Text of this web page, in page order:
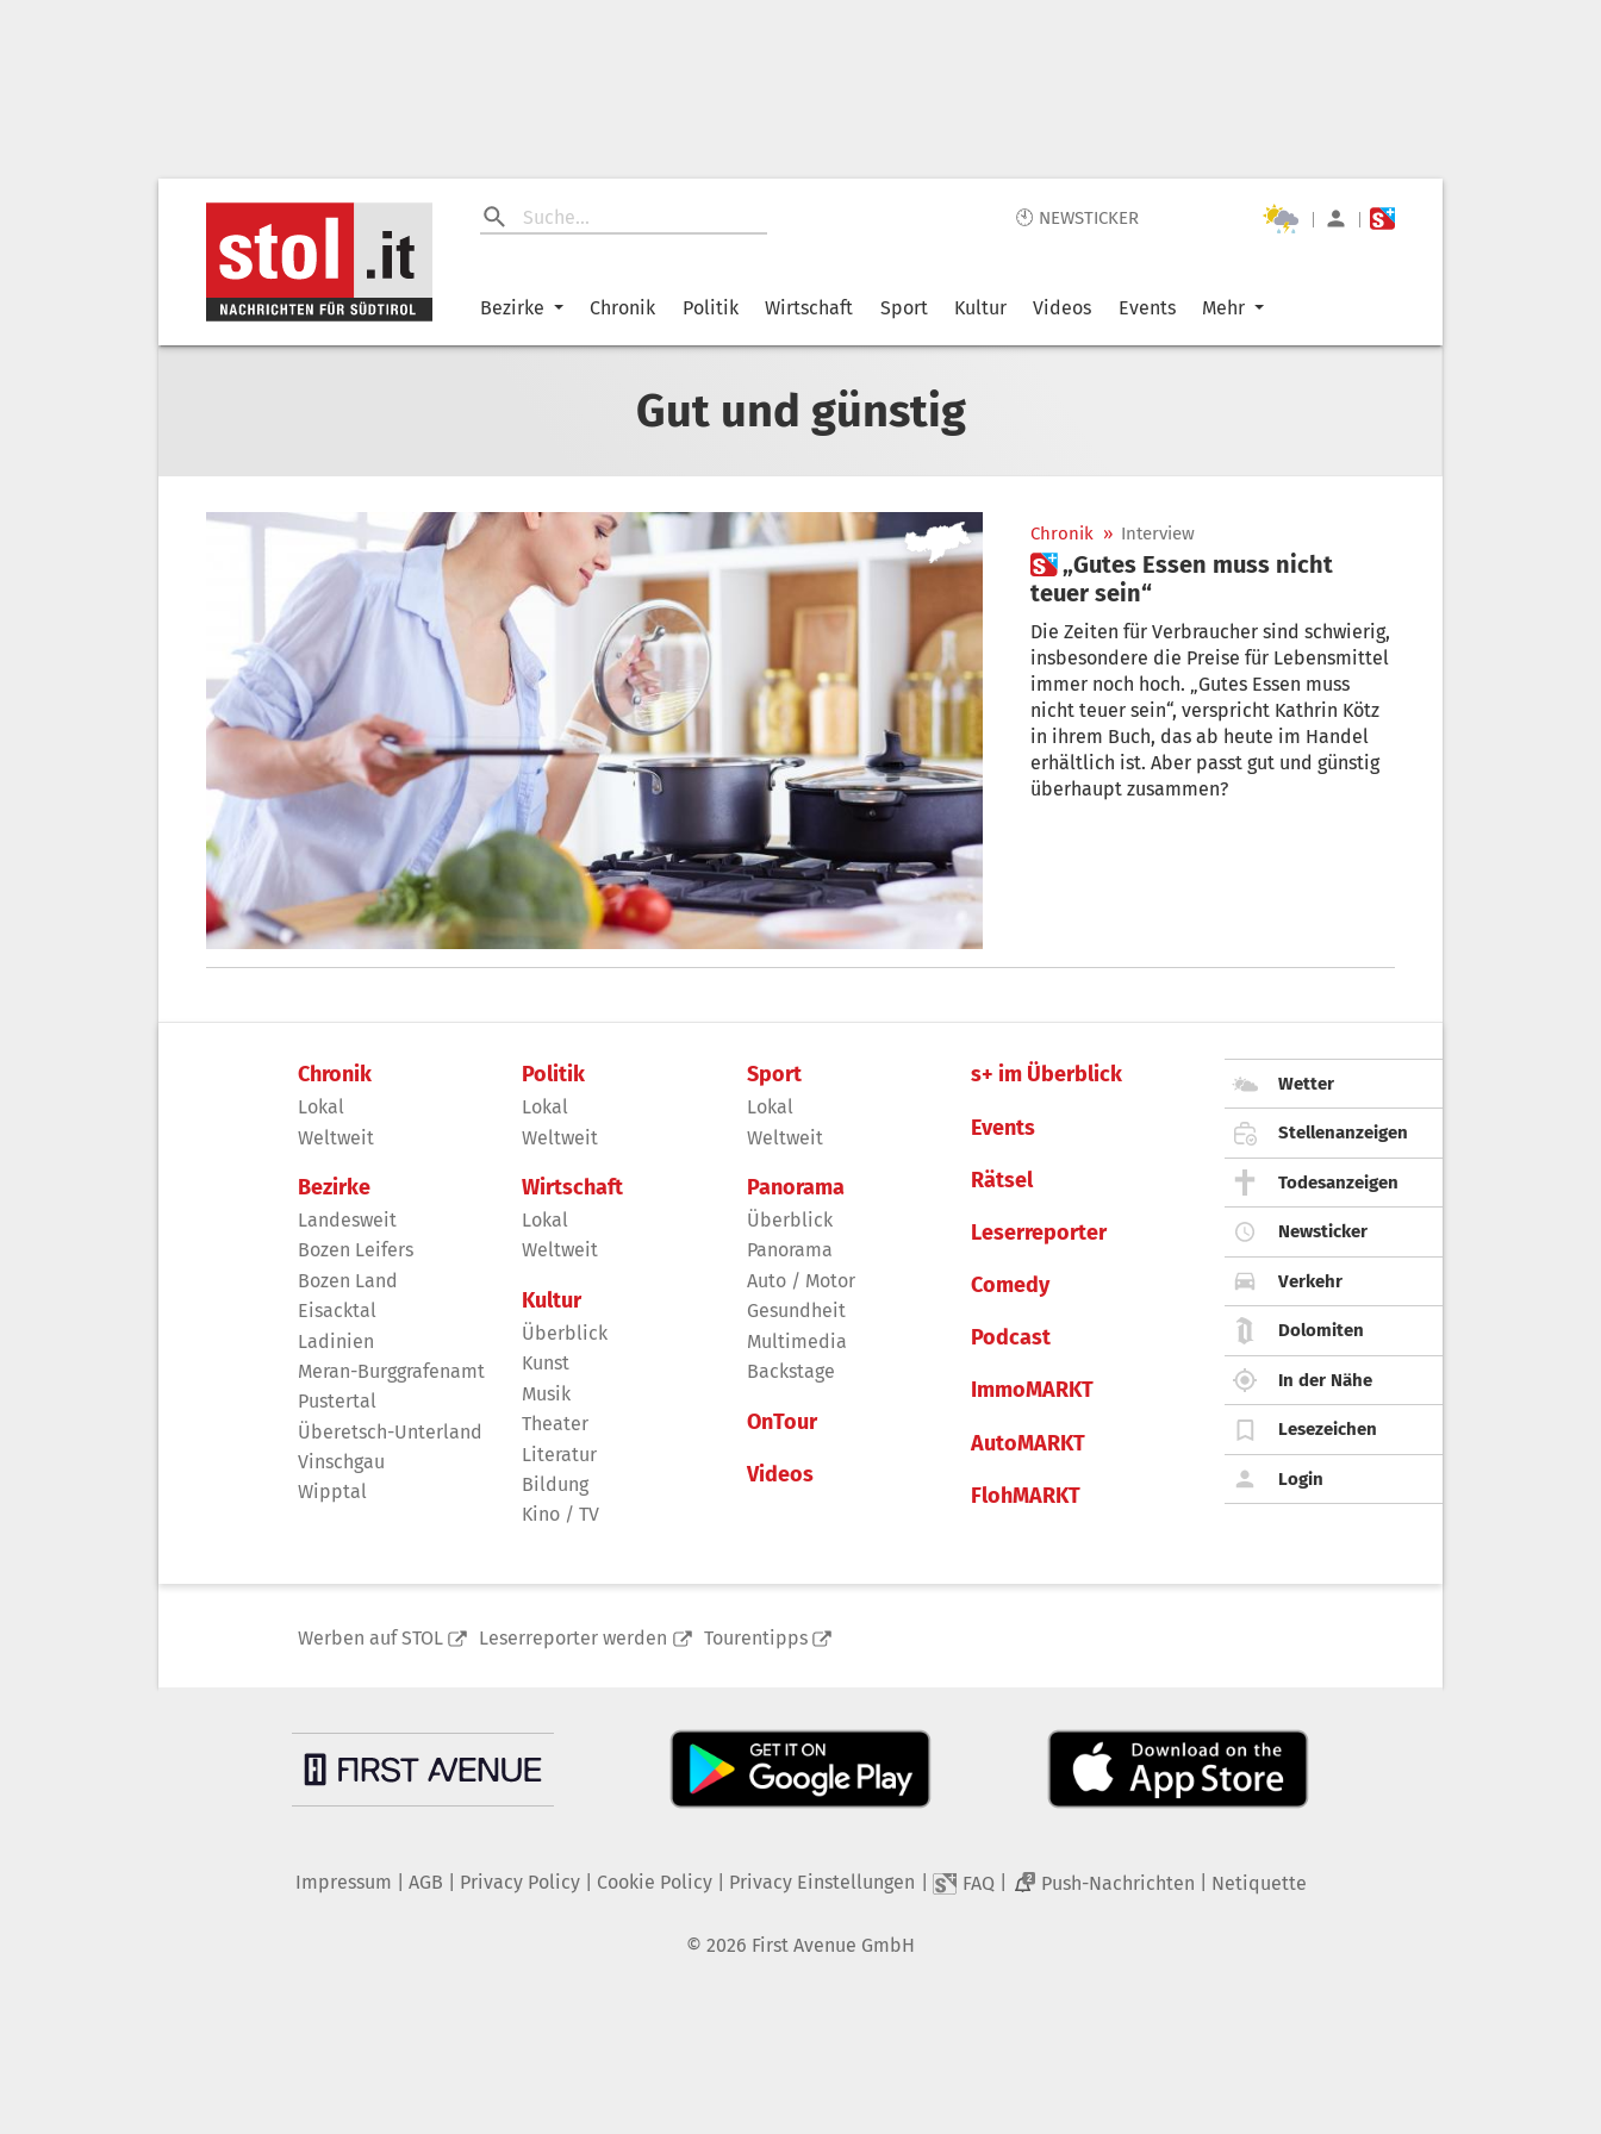
🕙 NEWSTICKER | |
Bezirke Chronik Politik Wirtschaft Sport Kultur Videos Events Mehr
Gut und günstig
Chronik » Interview
 „Gutes Essen muss nicht
teuer sein“
Die Zeiten für Verbraucher sind schwierig,
insbesondere die Preise für Lebensmittel
immer noch hoch. „Gutes Essen muss
nicht teuer sein“, verspricht Kathrin Kötz
in ihrem Buch, das ab heute im Handel
erhältlich ist. Aber passt gut und günstig
überhaupt zusammen?
Chronik
Lokal
Weltweit
Bezirke
Landesweit
Bozen Leifers
Bozen Land
Eisacktal
Ladinien
Meran-Burggrafenamt
Pustertal
Überetsch-Unterland
Vinschgau
Wipptal
Politik
Lokal
Weltweit
Wirtschaft
Lokal
Weltweit
Kultur
Überblick
Kunst
Musik
Theater
Literatur
Bildung
Kino / TV
Sport
Lokal
Weltweit
Panorama
Überblick
Panorama
Auto / Motor
Gesundheit
Multimedia
Backstage
OnTour
Videos
s+ im Überblick
Events
Rätsel
Leserreporter
Comedy
Podcast
ImmoMARKT
AutoMARKT
FlohMARKT
Wetter
Stellenanzeigen
Todesanzeigen
Newsticker
Verkehr
Dolomiten
In der Nähe
Lesezeichen
Login
Werben auf STOL Leserreporter werden Tourentipps
Impressum AGB Privacy Policy| Cookie Policy| Privacy Einstellungen FAQ 2 Push-Nachrichten Netiquette
© 2026 First Avenue GmbH